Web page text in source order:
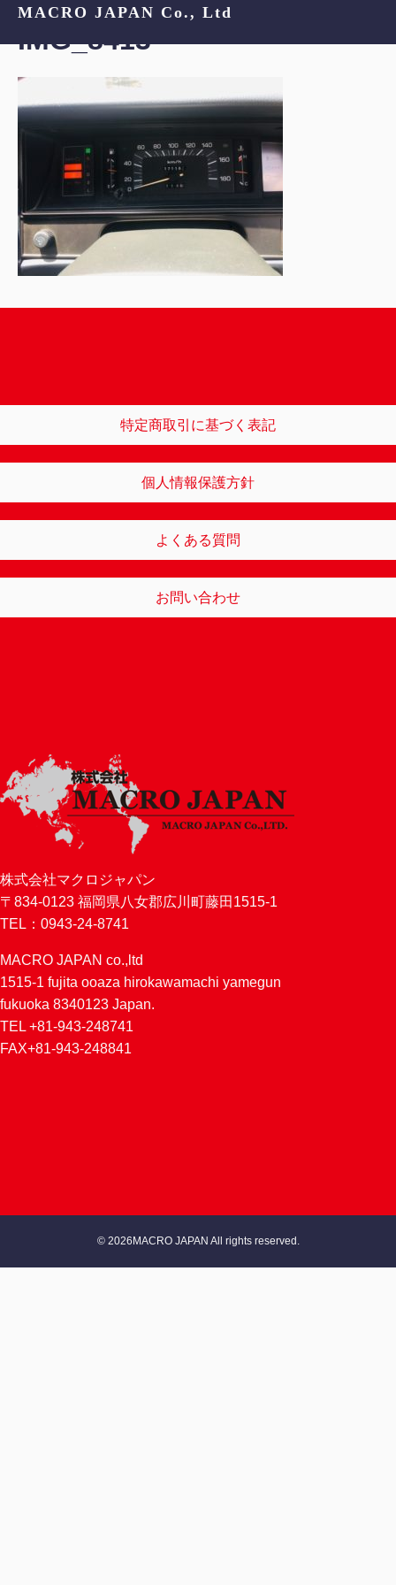
MACRO JAPAN Co., Ltd
IMG_8413
特定商取引に基づく表記
個人情報保護方針
よくある質問
お問い合わせ
株式会社マクロジャパン
〒834-0123 福岡県八女郡広川町藤田1515-1
TEL：0943-24-8741
MACRO JAPAN co.,ltd
1515-1 fujita ooaza hirokawamachi yamegun
fukuoka 8340123 Japan.
TEL +81-943-248741
FAX+81-943-248841
© 2026MACRO JAPAN All rights reserved.